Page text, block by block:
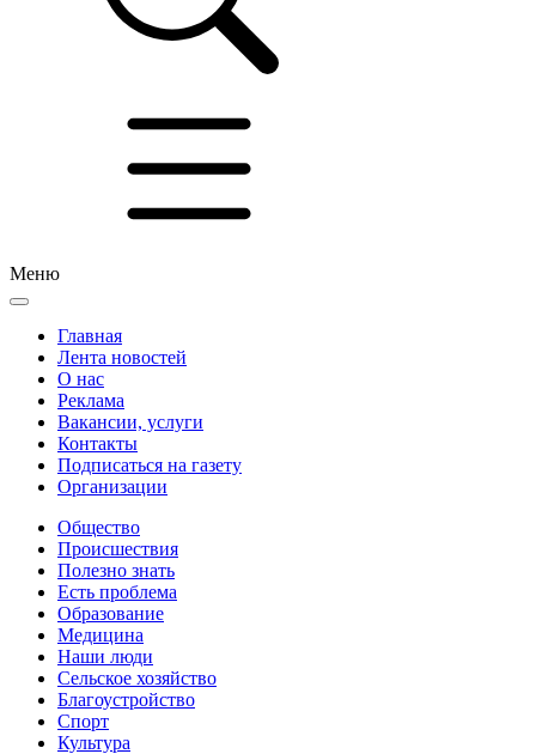
Меню
Главная
Лента новостей
О нас
Реклама
Вакансии, услуги
Контакты
Подписаться на газету
Организации
Общество
Происшествия
Полезно знать
Есть проблема
Образование
Медицина
Наши люди
Сельское хозяйство
Благоустройство
Спорт
Культура